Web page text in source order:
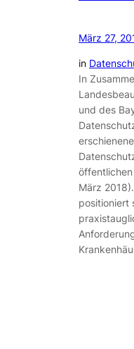
März 27,
in
In
und des
März
positioniert